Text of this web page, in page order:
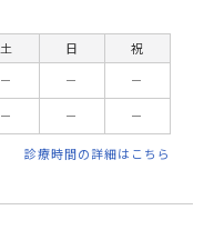
土 日
祝
－ －
－
－ － －
診療時間の詳細はこちら